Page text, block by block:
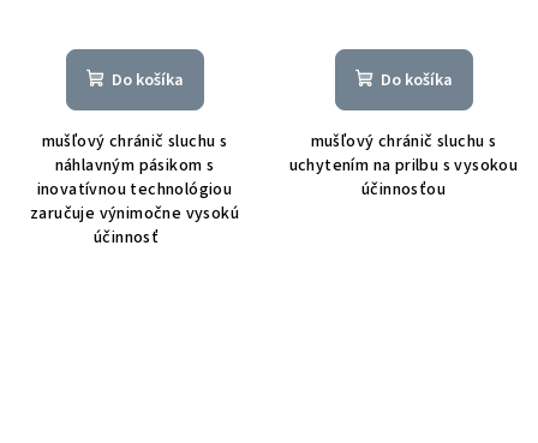
Do košíka
mušľový chránič sluchu s
náhlavným pásikom s
inovatívnou technológiou
zaručuje výnimočne vysokú
účinnosť
Do košíka
mušľový chránič sluchu s
uchytením na prilbu s vysokou
účinnosťou